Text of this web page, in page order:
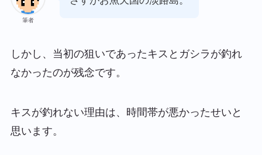
筆者
しかし、当初の狙いであったキスとガシラが釣れ
なかったのが残念です。
キスが釣れない理由は、時間帯が悪かったせいと
思います。